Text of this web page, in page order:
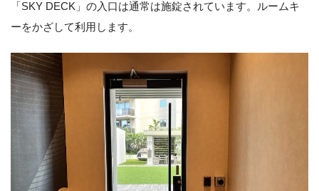
「SKY DECK」の入口は通常は施錠されています。ルームキ
ーをかざして利用します。